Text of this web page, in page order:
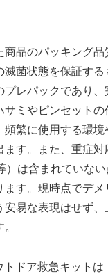
商品のパッキング
滅菌状態を保証す
プレパックであり
サミやピンセット
頻繁に使用する環
ます。また、重症
）は含まれていな
ます。現時点でデ
安易な表現はせず
ドア救急キットは